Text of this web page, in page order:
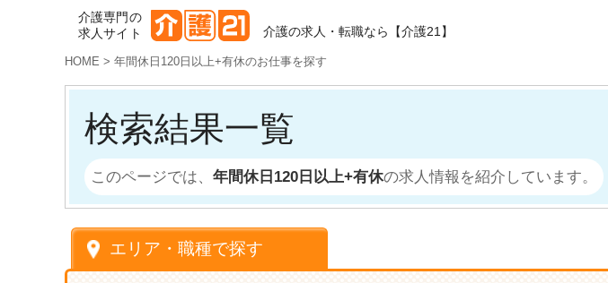
介護専門の
求人サイト
介護の求人・転職なら【介護21】
HOME > 年間休日120日以上+有休のお仕事を探す
検索結果一覧
このページでは、 年間休日120日以上+有休の求人情報を紹介しています。
エリア・職種で探す